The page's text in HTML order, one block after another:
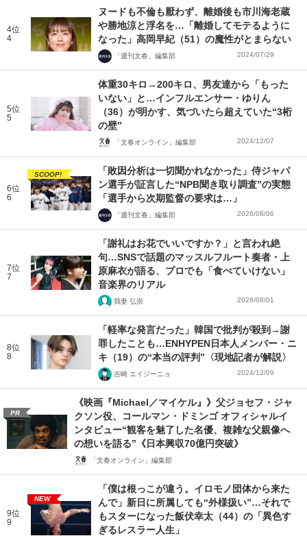
4位
4
ヌードも不倫も厭わず、離婚後も市川海老蔵
や勝地涼と浮名を…「離婚してモテるように
なった」高岡早紀（51）の魔性がとまらない
「週刊文春」編集部 2024/07/29
5位
5
体重30キロ→200キロ、男友達から「もった
いない」と…インフルエンサー・ゆりん
（36）が明かす、気づいたら超えていた“3桁
の壁”
「文春オンライン」編集部 2024/12/07
6位
6
SCOOP!
「敗因分析は一切聞かれなかった」侍ジャパ
ン選手が証言した“NPB聞き取り調査”の実態
「選手から次期監督の要求は…」
「週刊文春」編集部 2026/08/06
7位
7
「謝礼はお花でいいですか？」と言われ絶
句…SNSで話題のマッスルフルート奏者・上
原麻衣が語る、プロでも「食べていけない」
音楽界のリアル
我妻 弘崇 2026/08/01
8位
8
「軽率な発言だった」韓国で批判が殺到→謝
罪したことも…ENHYPEN日本人メンバー・ニ
キ（19）の“本当の評判”〈現地記者が解説〉
吉崎 エイジーニョ 2024/12/09
PR
《映画『Michael／マイケル』》父ジョセフ・ジャ
クソン役、コールマン・ドミンゴ オフィシャルイ
ンタビュー“観客を魅了した名優、複雑な父親像へ
の想いを語る”《日本興収70億円突破》
「文春オンライン」編集部
9位
9
NEW
「僕は根っこが違う。イロモノ団体から来た
んで」新日に所属しても“外様扱い”…それで
もスターになった飯伏幸太（44）の「異色す
ぎるレスラー人生」